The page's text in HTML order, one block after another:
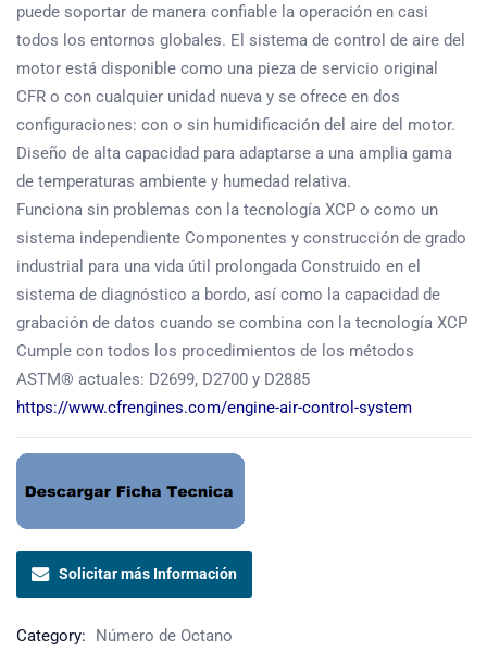
puede soportar de manera confiable la operación en casi
todos los entornos globales. El sistema de control de aire del
motor está disponible como una pieza de servicio original
CFR o con cualquier unidad nueva y se ofrece en dos
configuraciones: con o sin humidificación del aire del motor.
Diseño de alta capacidad para adaptarse a una amplia gama
de temperaturas ambiente y humedad relativa.
Funciona sin problemas con la tecnología XCP o como un
sistema independiente Componentes y construcción de grado
industrial para una vida útil prolongada Construido en el
sistema de diagnóstico a bordo, así como la capacidad de
grabación de datos cuando se combina con la tecnología XCP
Cumple con todos los procedimientos de los métodos
ASTM® actuales: D2699, D2700 y D2885
https://www.cfrengines.com/engine-air-control-system
Solicitar más Información
Category: Número de Octano